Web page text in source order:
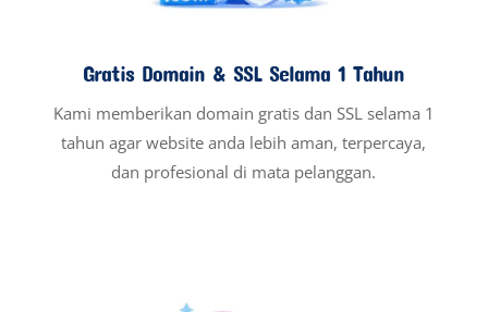
Gratis Domain & SSL Selama 1 Tahun
Kami memberikan domain gratis dan SSL selama 1
tahun agar website anda lebih aman, terpercaya,
dan profesional di mata pelanggan.